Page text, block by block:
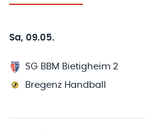
Sa, 09.05.
SG BBM Bietigheim 2
Bregenz Handball